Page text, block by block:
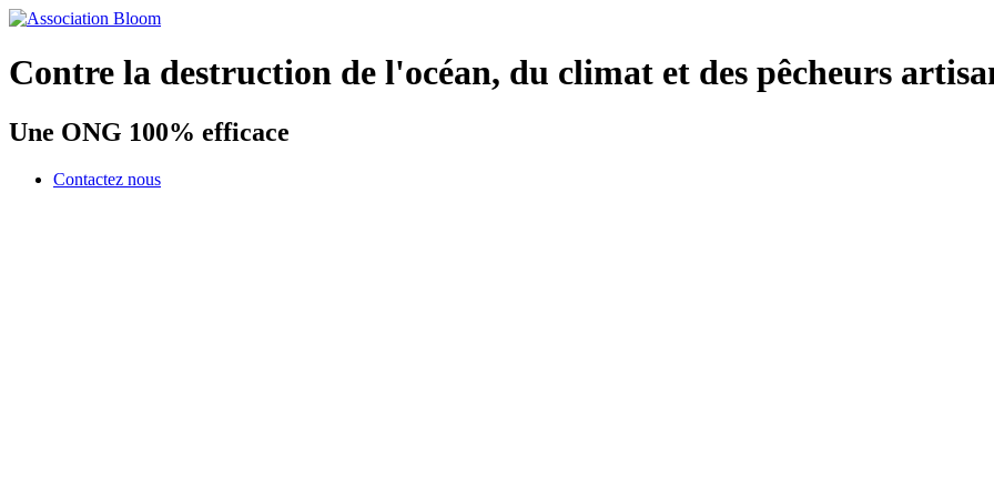
Contre la destruction de l'océan, du climat et des pêcheurs
Une ONG 100% efficace
Contactez nous